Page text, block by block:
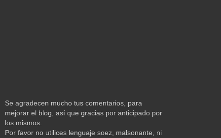
Se agradecen mucho tus comentarios, para
mejorar el blog, así que gracias por anticipado por
los mismos.
Por favor no utilices lenguaje soez, malsonante, ni